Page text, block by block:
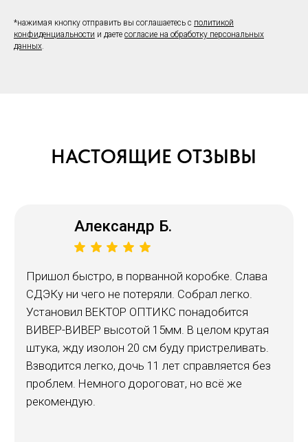
*нажимая кнопку отправить вы соглашаетесь с политикой
конфиденциальности и даете согласие на обработку персональных
данных.